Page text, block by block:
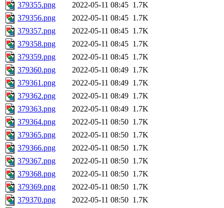
379355.png 2022-05-11 08:45 1.7K
379356.png
2022-05-11 08:45 1.7K
379357.png
2022-05-11 08:45 1.7K
379358.png
2022-05-11 08:45 1.7K
379359.png
2022-05-11 08:45 1.7K
379360.png
2022-05-11 08:49 1.7K
379361.png
2022-05-11 08:49 1.7K
379362.png
2022-05-11 08:49 1.7K
379363.png
2022-05-11 08:49 1.7K
379364.png
2022-05-11 08:50 1.7K
379365.png
2022-05-11 08:50 1.7K
379366.png
2022-05-11 08:50 1.7K
379367.png
2022-05-11 08:50 1.7K
379368.png
2022-05-11 08:50 1.7K
379369.png
2022-05-11 08:50 1.7K
379370.png
2022-05-11 08:50 1.7K